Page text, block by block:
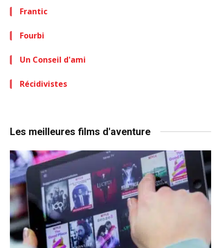
Frantic
Fourbi
Un Conseil d'ami
Récidivistes
Les meilleures films d'aventure